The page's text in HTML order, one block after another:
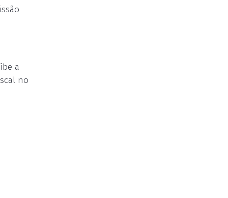
a
no